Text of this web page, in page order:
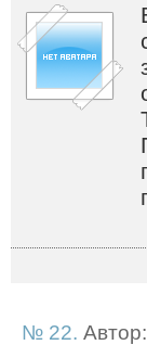
№ 22. Автор: